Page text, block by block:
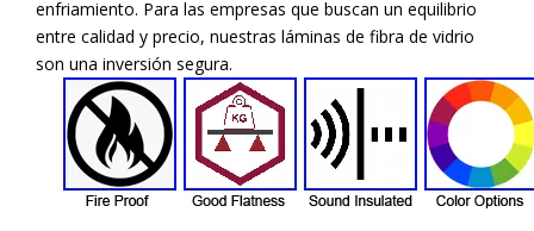
enfriamiento. Para las empresas que buscan un equilibrio
entre calidad y precio, nuestras láminas de fibra de vidrio
son una inversión segura.